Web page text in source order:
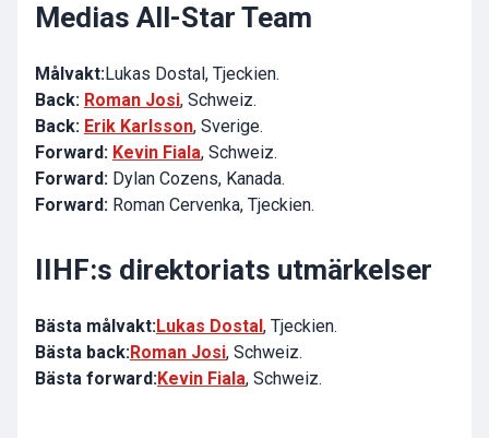
Medias All-Star Team
Målvakt:Lukas Dostal , Tjeckien.
Back: Roman Josi, Schweiz.
Back: Erik Karlsson, Sverige.
Forward: Kevin Fiala, Schweiz.
Forward: Dylan Cozens, Kanada.
Forward: Roman Cervenka, Tjeckien.
IIHF:s direktoriats utmärkelser
Bästa målvakt:Lukas Dostal , Tjeckien.
Bästa back:Roman Josi, Schweiz.
Bästa forward:Kevin Fiala, Schweiz.